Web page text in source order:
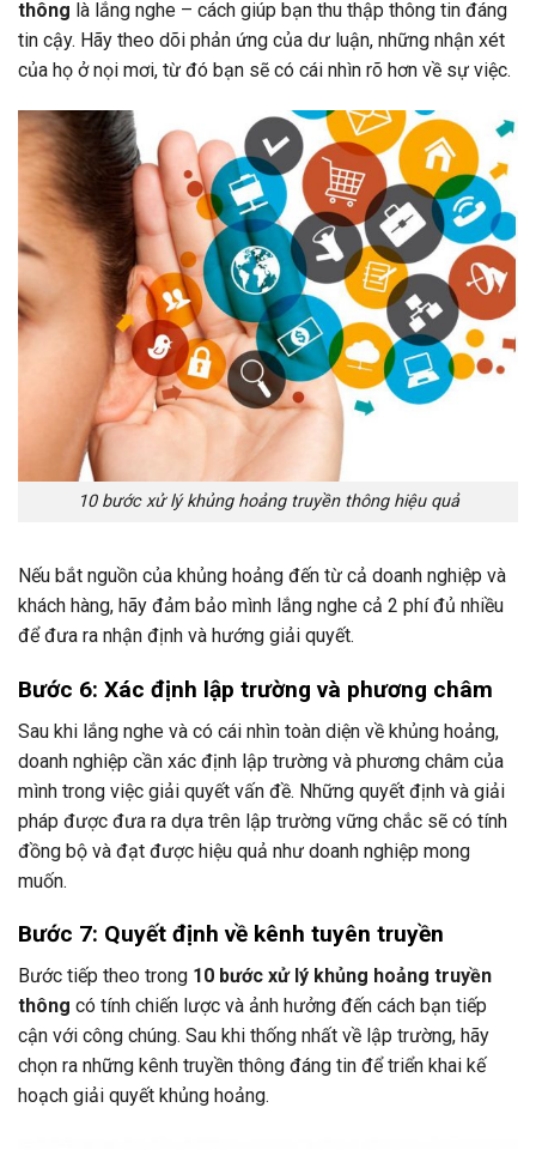
thông là lắng nghe – cách giúp bạn thu thập thông tin đáng
tin cậy. Hãy theo dõi phản ứng của dư luận, những nhận xét
của họ ở nọi mơi, từ đó bạn sẽ có cái nhìn rõ hơn về sự việc.
10 bước xử lý khủng hoảng truyền thông hiệu quả
Nếu bắt nguồn của khủng hoảng đến từ cả doanh nghiệp và
khách hàng, hãy đảm bảo mình lắng nghe cả 2 phí đủ nhiều
để đưa ra nhận định và hướng giải quyết.
Bước 6: Xác định lập trường và phương châm
Sau khi lắng nghe và có cái nhìn toàn diện về khủng hoảng,
doanh nghiệp cần xác định lập trường và phương châm của
mình trong việc giải quyết vấn đề. Những quyết định và giải
pháp được đưa ra dựa trên lập trường vững chắc sẽ có tính
đồng bộ và đạt được hiệu quả như doanh nghiệp mong
muốn.
Bước 7: Quyết định về kênh tuyên truyền
Bước tiếp theo trong 10 bước xử lý khủng hoảng truyền
thông có tính chiến lược và ảnh hưởng đến cách bạn tiếp
cận với công chúng. Sau khi thống nhất về lập trường, hãy
chọn ra những kênh truyền thông đáng tin để triển khai kế
hoạch giải quyết khủng hoảng.